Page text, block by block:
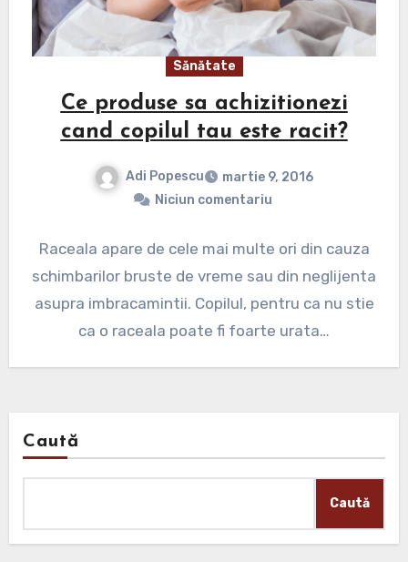
Sănătate
Ce produse sa achizitionezi
cand copilul tau este racit?
Adi Popescu
martie 9, 2016
Niciun comentariu
Raceala apare de cele mai multe ori din cauza
schimbarilor bruste de vreme sau din neglijenta
asupra imbracamintii. Copilul, pentru ca nu stie
ca o raceala poate fi foarte urata…
Caută
Caută